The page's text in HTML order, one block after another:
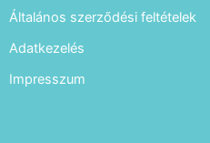
Általános szerződési feltételek
Adatkezelés
Impresszum